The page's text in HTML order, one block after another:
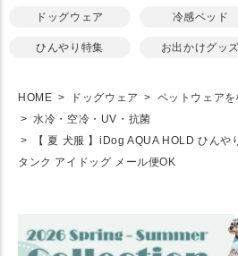
ドッグウェア 冷感ベッド
ひんやり特集 お出かけグッズ
HOME ドッグウェア
ペットウェア
水冷・空冷・UV・抗菌
【 夏 犬服 】iDog AQUA HOLD ひんや
タンク アイドッグ メール便OK